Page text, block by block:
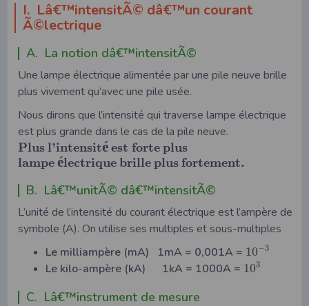
I. Lâ€™intensitÃ© dâ€™un courant
Ã©lectrique
A. La notion dâ€™intensitÃ©
Une lampe électrique alimentée par une pile neuve brille
plus vivement qu’avec une pile usée.
Nous dirons que l’intensité qui traverse lampe électrique
est plus grande dans le cas de la pile neuve.
Plusl’intensité est forteplus
lampeélectriquebrilleplusfortement.
B. Lâ€™unitÃ© dâ€™intensitÃ©
L’unité de l’intensité du courant électrique est l’ampère de
symbole (A). On utilise ses multiples et sous-multiples
Le milliampère (mA) 1mA = 0,001A = 10−3
Le kilo-ampère (kA) 1kA = 1000A = 103
C. Lâ€™instrument de mesure